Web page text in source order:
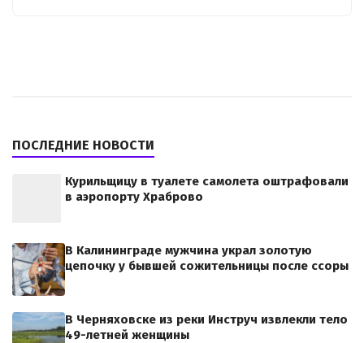
ПОСЛЕДНИЕ НОВОСТИ
Курильщицу в туалете самолета оштрафовали
в аэропорту Храброво
В Калининграде мужчина украл золотую
цепочку у бывшей сожительницы после ссоры
В Черняховске из реки Инструч извлекли тело
49-летней женщины